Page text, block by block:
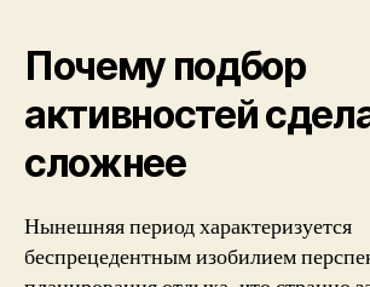
Почему подбор
активностей
сложнее
Нынешняя период характеризуется
беспрецедентным изобилием